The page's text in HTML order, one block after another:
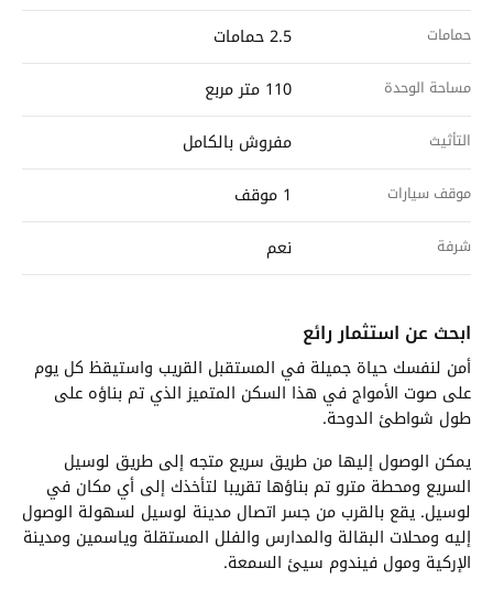
حمامات 2.5 حمامات
مساحة الوحدة 110 متر مربع
التأثيث مفروش بالكامل
موقف سيارات 1 موقف
شرفة نعم
ابحث عن استثمار رائع
أمن لنفسك حياة جميلة في المستقبل القريب واستيقظ كل يوم
على صوت الأمواج في هذا السكن المتميز الذي تم بناؤه على
طول شواطئ الدوحة.
يمكن الوصول إليها من طريق سريع متجه إلى طريق لوسيل
السريع ومحطة مترو تم بناؤها تقريبا لتأخذك إلى أي مكان في
لوسيل. يقع بالقرب من جسر اتصال مدينة لوسيل لسهولة الوصول
إليه ومحلات البقالة والمدارس والفلل المستقلة وياسمين ومدينة
الإركية ومول فيندوم سيئ السمعة.